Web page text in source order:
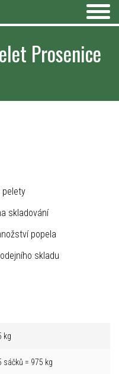
Prosenice
pelety
skladování
popela
skladu
kg
sáčků = 975 kg